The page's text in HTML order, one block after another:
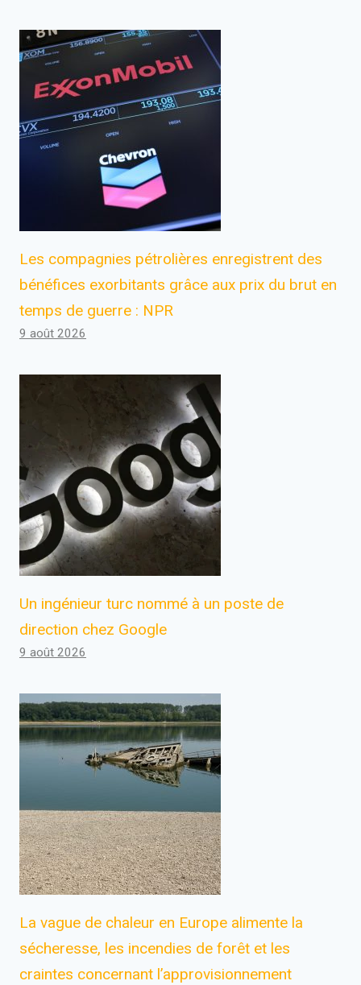
Les compagnies pétrolières enregistrent des
bénéfices exorbitants grâce aux prix du brut en
temps de guerre : NPR
9 août 2026
Un ingénieur turc nommé à un poste de
direction chez Google
9 août 2026
La vague de chaleur en Europe alimente la
sécheresse, les incendies de forêt et les
craintes concernant l’approvisionnement